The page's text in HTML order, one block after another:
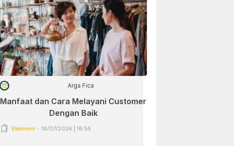
Arga Fica
Manfaat dan Cara Melayani Customer
Dengan Baik
Ekonomi 18/07/2026 | 18:55